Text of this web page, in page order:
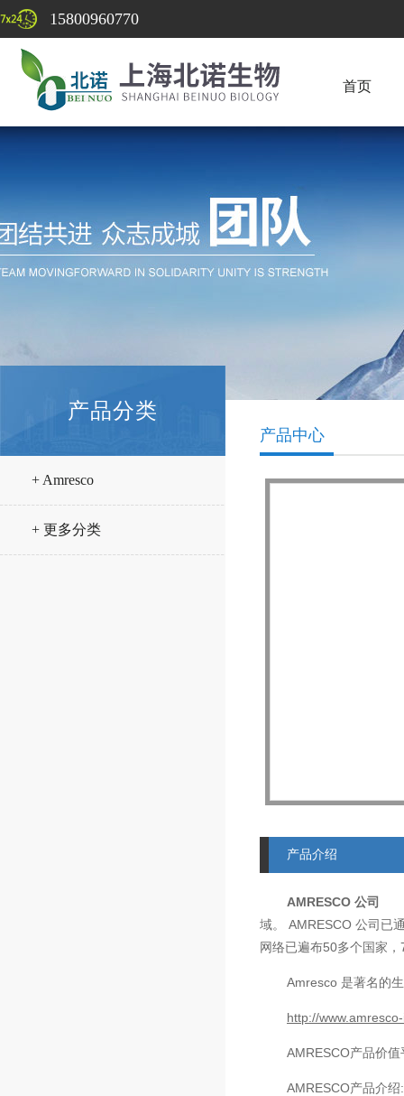
15800960770
首页
产品分类
+ Amresco
+ 更多分类
产品中心
产品介绍
AMRESCO 公司
域。 AMRESCO 公司已
网络已遍布50多个国家，
Amresco 是著名的
http://
AMRESCO产品价
AMRESCO产品介绍